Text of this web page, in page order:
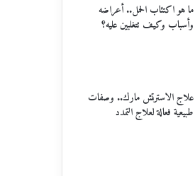
ما هو اكتئاب الحمل.. أعراضه
وأسباب وكيف تتغلبين عليه؟
علاج الاسترتش مارك.. وصفات
طبيعية فعالة لعلاج التمدد